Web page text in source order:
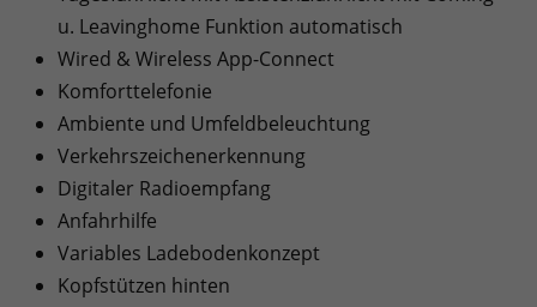
u. Leavinghome Funktion automatisch
Wired & Wireless App-Connect
Komforttelefonie
Ambiente und Umfeldbeleuchtung
Verkehrszeichenerkennung
Digitaler Radioempfang
Anfahrhilfe
Variables Ladebodenkonzept
Kopfstützen hinten